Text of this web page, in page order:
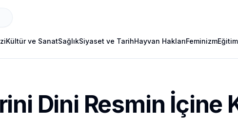
Kültür ve SanatSağlıkSiyaset ve TarihHayvan HaklarıFeminizmEğitim
Dini Resmin İçine